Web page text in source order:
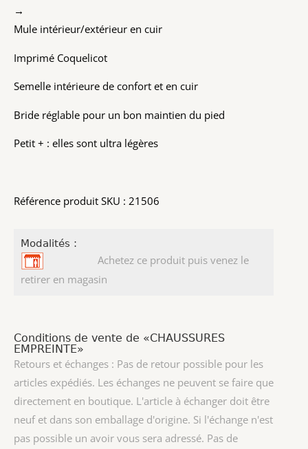
→
Mule intérieur/extérieur en cuir
Imprimé Coquelicot
Semelle intérieure de confort et en cuir
Bride réglable pour un bon maintien du pied
Petit + : elles sont ultra légères
Référence produit SKU : 21506
Modalités :
Achetez ce produit puis venez le
retirer en magasin
Conditions de vente de «CHAUSSURES
EMPREINTE»
Retours et échanges : Pas de retour possible pour les
articles expédiés. Les échanges ne peuvent se faire que
directement en boutique. L'article à échanger doit être
neuf et dans son emballage d'origine. Si l'échange n'est
pas possible un avoir vous sera adressé. Pas de